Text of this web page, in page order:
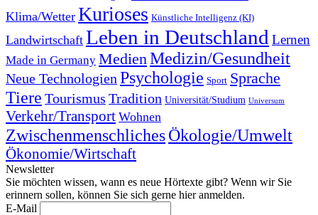
Klima/Wetter Kurioses Künstliche Intelligenz (KI)
Landwirtschaft Leben in Deutschland Lernen
Made in Germany Medien Medizin/Gesundheit
Neue Technologien Psychologie Sport Sprache
Tiere Tourismus Tradition Universität/Studium Universum
Verkehr/Transport Wohnen
ZwischenmenschlichesÖkologie/Umwelt
Ökonomie/Wirtschaft
Newsletter
Sie möchten wissen, wann es neue Hörtexte gibt? Wenn wir Sie
erinnern sollen, können Sie sich gerne hier anmelden.
E-Mail